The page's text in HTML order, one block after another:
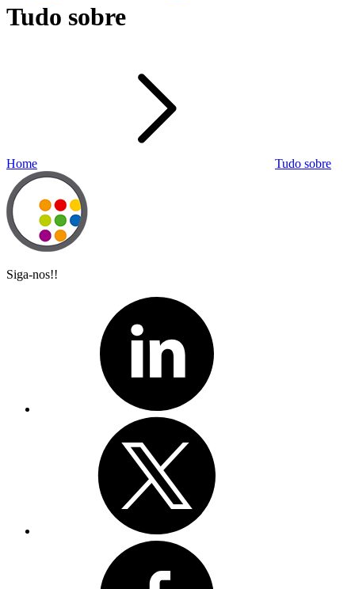
Tudo sobre
Home Tudo sobre
Siga-nos!!